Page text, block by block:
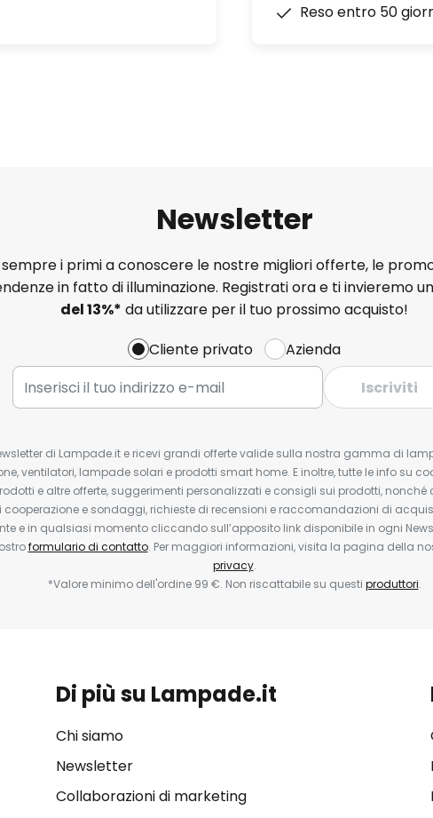
Reso entro 50
Newsletter
i primi a conoscere le nostre migliori offerte, le
in fatto di illuminazione. Registrati ora e ti invieremo
del13%* da utilizzare per il tuo prossimo acquisto!
Cliente privato
Azienda
Iscriviti
di Lampade.it e ricevi grandi offerte valide sulla nostra gamma di
ventilatori, lampade solari e prodotti smart home. E inoltre, tutte le info su
e altre offerte, suggerimenti personalizzati e consigli sui prodotti, nonché
cooperazione e sondaggi, richieste di recensioni e raccomandazioni di
e in qualsiasi momento cliccando sull’apposito link disponibile in ogni
formulario di contatto. Per maggiori informazioni, visita la pagina della
privacy.
*Valore minimo dell'ordine 99 €. Non riscattabile su questi produttori.
Di più su Lampade.it
Chi siamo
Newsletter
Collaborazioni di marketing